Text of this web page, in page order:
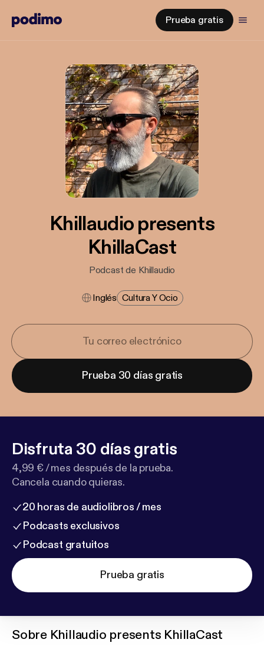
Prueba gratis
Khillaudio presents
KhillaCast
Podcast de Khillaudio
Inglés Cultura Y Ocio
Prueba 30 días gratis
Disfruta 30 días gratis
4,99 € / mes después de la prueba.
Cancela cuando quieras.
20 horas de audiolibros / mes
Podcasts exclusivos
Podcast gratuitos
Prueba gratis
Sobre Khillaudio presents KhillaCast